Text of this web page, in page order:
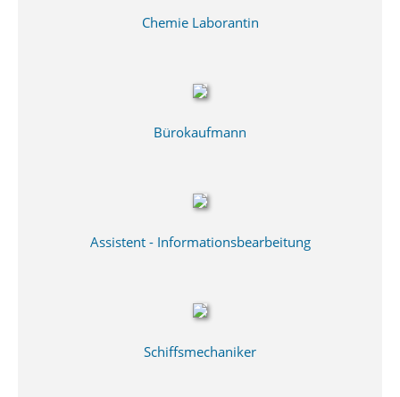
Chemie Laborantin
Bürokaufmann
Assistent - Informationsbearbeitung
Schiffsmechaniker